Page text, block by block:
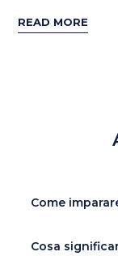
READ MORE
Come
Cosa